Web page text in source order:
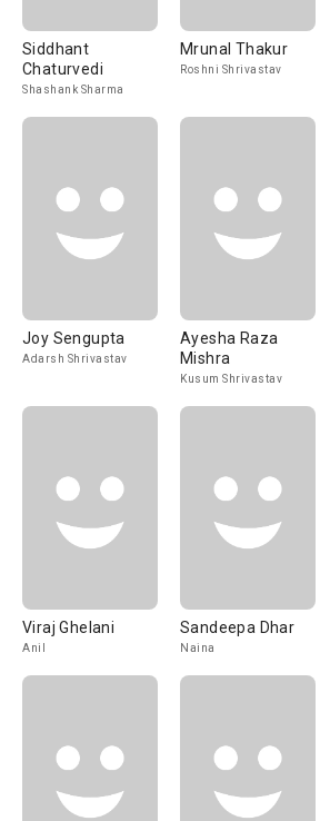
Siddhant
Chaturvedi
Shashank Sharma
Mrunal Thakur
Roshni Shrivastav
Joy Sengupta
Adarsh Shrivastav
Ayesha Raza
Mishra
Kusum Shrivastav
Viraj Ghelani
Anil
Sandeepa Dhar
Naina